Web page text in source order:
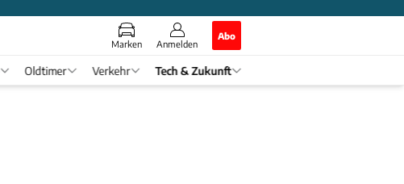
Marken Anmelden
Abo
Oldtimer Verkehr Tech & Zukunft